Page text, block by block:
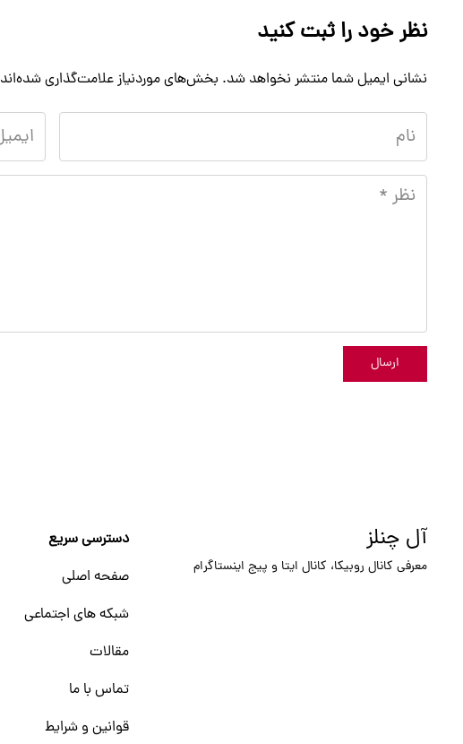
نظر خود را ثبت کنید
نشانی ایمیل شما منتشر نخواهد شد. بخش‌های موردنیاز علامت‌گذاری شده‌اند
ارسال
دسترسی سریع
صفحه اصلی
شبکه های اجتماعی
مقالات
تماس با ما
قوانین و شرایط
آل چنلز
معرفی کانال روبیکا، کانال ایتا و پیج اینستاگرام